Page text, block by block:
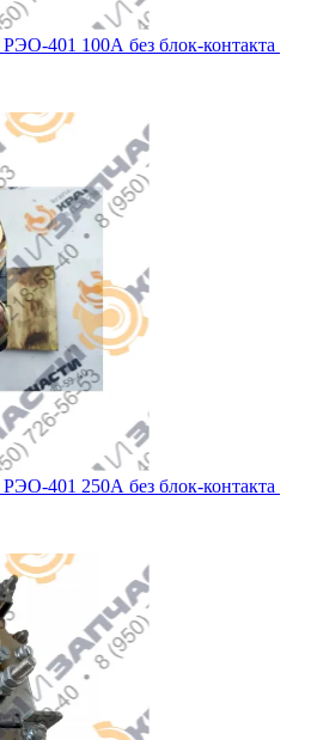
401 100А без блок‑контакта
401 250А без блок‑контакта